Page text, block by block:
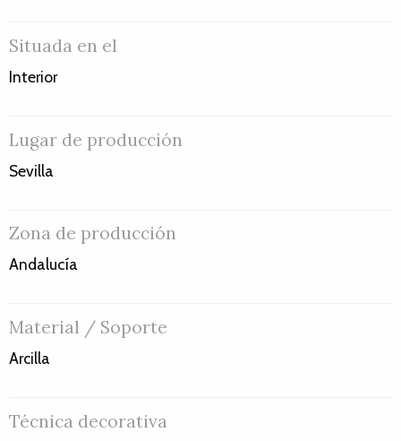
Situada en el
Interior
Lugar de producción
Sevilla
Zona de producción
Andalucía
Material / Soporte
Arcilla
Técnica decorativa